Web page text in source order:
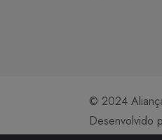
© 2024
Desenvolvido